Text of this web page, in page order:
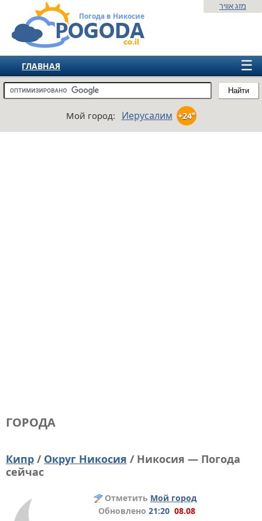
Погода в Никосие
Найти
מזג אוויר
☰
ГЛАВНАЯ
ИЗРАИЛЬ
ЕВРОПА
Мой город: Иерусалим +24°
ГОРОДА
Кипр / Округ Никосия / Никосия — Погода
сейчас
Отметить Мой город
Обновлено 21:20 08.08